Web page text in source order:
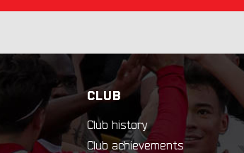
CLUB
Club history
Club achievements